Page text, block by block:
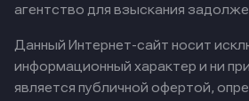
агентство для взыскания
Данный Интернет-сайт носит
информационный характер и ни
является публичной офертой,